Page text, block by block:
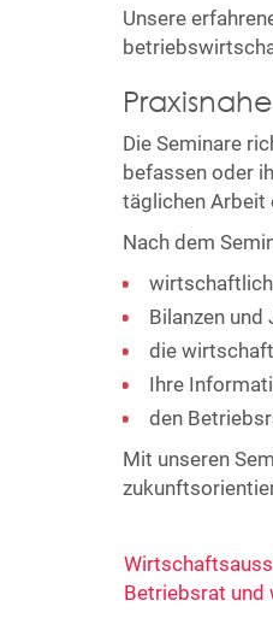
Unsere
Die Seminare
befassen oder
täglichen Arbeit
Nach dem
Bilanzen
die
Ihre
den
Mit unseren
Betriebsrat und